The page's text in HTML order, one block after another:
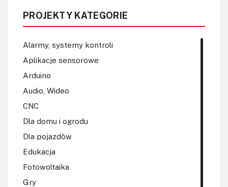
PROJEKTY KATEGORIE
Alarmy, systemy kontroli
Aplikacje sensorowe
Arduino
Audio, Wideo
CNC
Dla domu i ogrodu
Dla pojazdów
Edukacja
Fotowoltaika
Gry